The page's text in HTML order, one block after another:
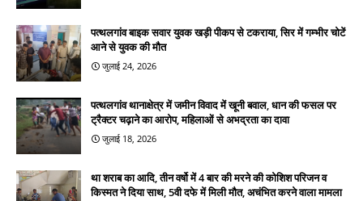
पत्थलगांव बाइक सवार युवक खड़ी पीकप से टकराया, सिर में गम्भीर चोटें
आने से युवक की मौत
जुलाई 24, 2026
पत्थलगांव थानाक्षेत्र में जमीन विवाद में खूनी बवाल, धान की फसल पर
ट्रैक्टर चढ़ाने का आरोप, महिलाओं से अभद्रता का दावा
जुलाई 18, 2026
था शराब का आदि, तीन वर्षो में 4 बार की मरने की कोशिश परिजन व
किस्मत ने दिया साथ, 5वी दफे में मिली मौत, अचंभित करने वाला मामला